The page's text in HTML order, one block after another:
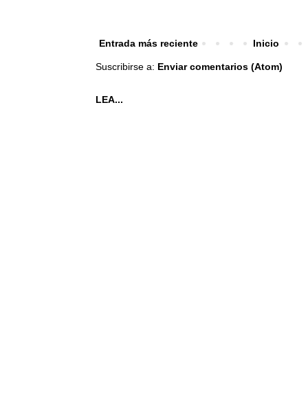
Entrada más reciente Inicio
Suscribirse a: Enviar comentarios (Atom)
LEA...